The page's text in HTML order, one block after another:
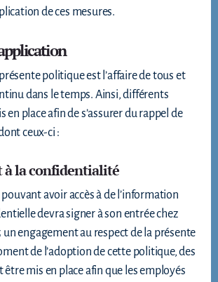
de ces mesures.
politique est l’affaire de tous et
dans le temps. Ainsi, différents
en place afin de s’assurer du rappel de
ceux-ci :
à la confidentialité
avoir accès à de l’information
devra signer à son entrée chez
un engagement au respect de la présente
de l’adoption de cette politique, des
mis en place afin que les employés